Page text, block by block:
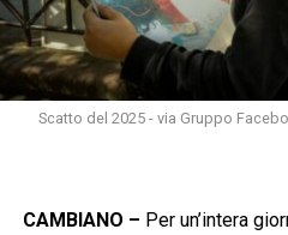
Scatto del 2025 - via Gruppo
CAMBIANO – Per un’intera